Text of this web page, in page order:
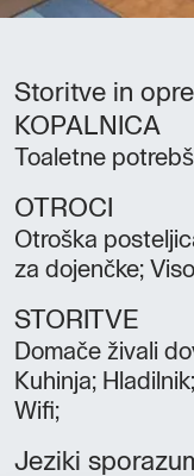
Storitve in
KOPALNICA
Toaletne
OTROCI
Otroška
za dojenčke;
STORITVE
Domače živali
Kuhinja;
Wifi;
Jeziki